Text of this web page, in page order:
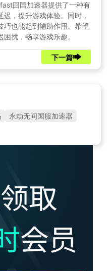
回国加速器提供了一种有
，提升游戏体验。同时，
巧也能起到辅助作用。希望
扰，畅享游戏乐趣。
下一篇
永劫无间国服加速器